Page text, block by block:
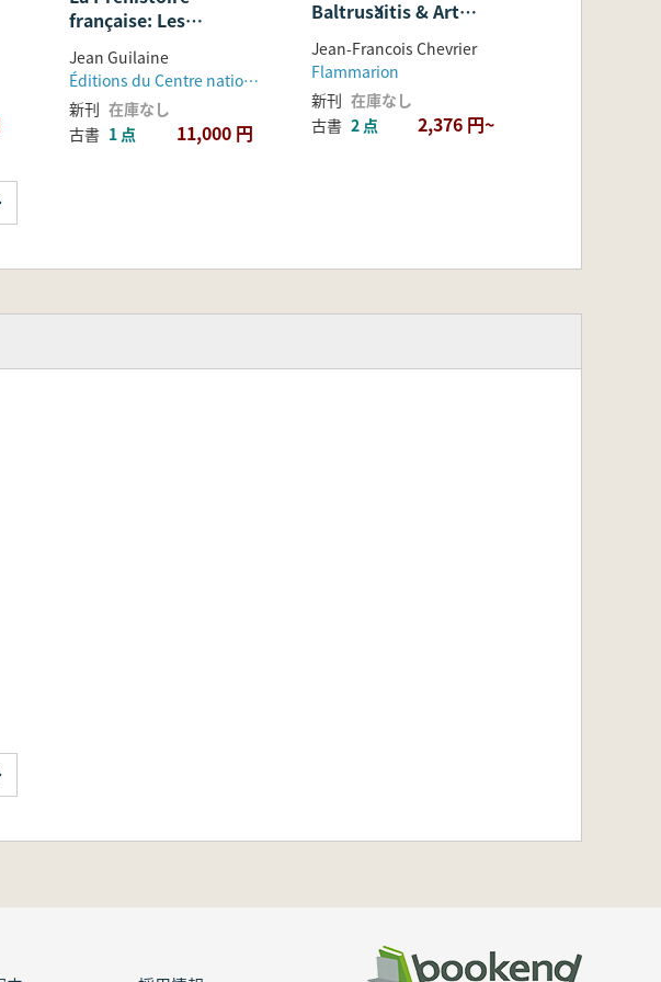
de Jean
Guilaine
française: Les
civilisations
néolithiques et
protohistoriques de la
France, sous la
direction de Jean
Jean Guilaine
Éditions du Centre national de la recherche scientifique
新刊 在庫なし
古書 1 点 11,000 円
Baltrušaitis & Art
Sumérien, Art Roman
Jean-Francois Chevrier
Flammarion
新刊 在庫なし
古書 2 点 2,376 円~